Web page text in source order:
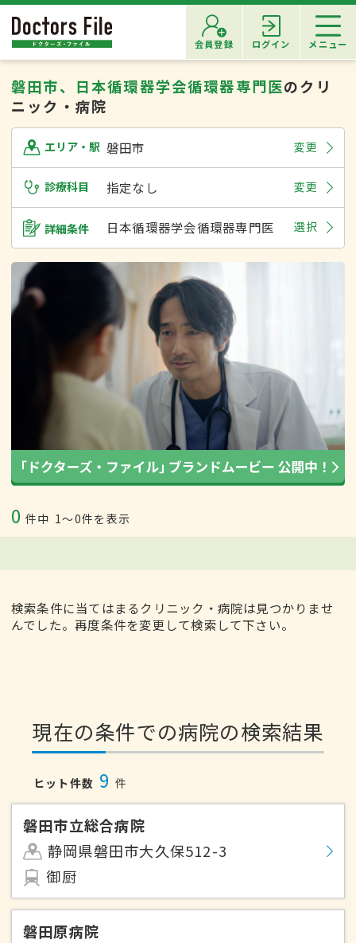
会員登録 ログイン メニュー
磐田市、日本循環器学会循環器専門医のクリ
ニック・病院
エリア・駅 磐田市 変更
診療科目 指定なし 変更
詳細条件 日本循環器学会循環器専門医 選択
0 件中 1〜0件を表示
検索条件に当てはまるクリニック・病院は見つかりませ
んでした。再度条件を変更して検索して下さい。
現在の条件での病院の検索結果
ヒット件数 9 件
磐田市立総合病院
静岡県磐田市大久保512-3
御厨
磐田原病院